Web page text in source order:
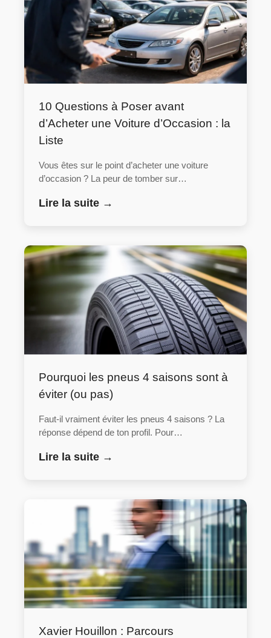
10 Questions à Poser avant
d’Acheter une Voiture d’Occasion : la
Liste
Vous êtes sur le point d’acheter une voiture
d’occasion ? La peur de tomber sur…
Lire la suite →
Pourquoi les pneus 4 saisons sont à
éviter (ou pas)
Faut-il vraiment éviter les pneus 4 saisons ? La
réponse dépend de ton profil. Pour…
Lire la suite →
Xavier Houillon : Parcours